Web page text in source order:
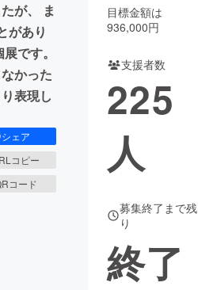
Good
CAMPFIRE Creation
と納税
コミュニティ
が、 ま
があり
です。
かった
表現し
シェア
コピー
コード
目標金額は
936,000円
支援者数
225
人
募集終了まで残
り
終了